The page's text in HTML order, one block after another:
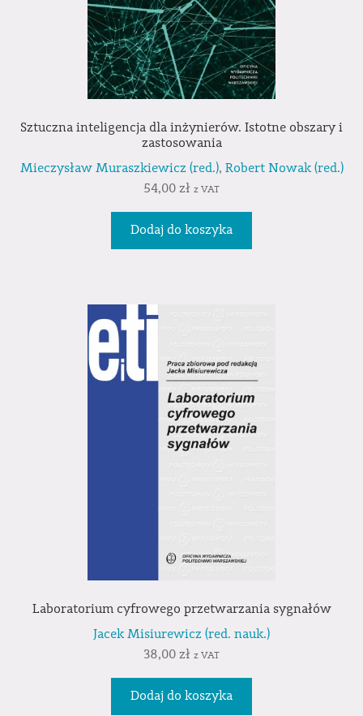
Sztuczna inteligencja dla inżynierów. Istotne obszary i
zastosowania
Mieczysław Muraszkiewicz (red.), Robert Nowak (red.)
54,00 zł z VAT
Dodaj do koszyka
Laboratorium cyfrowego przetwarzania sygnałów
Jacek Misiurewicz (red. nauk.)
38,00 zł z VAT
Dodaj do koszyka